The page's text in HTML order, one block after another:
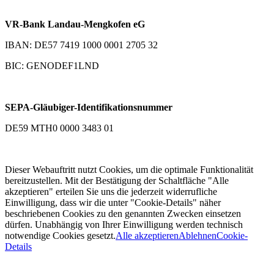
VR-Bank Landau-Mengkofen eG
IBAN: DE57 7419 1000 0001 2705 32
BIC: GENODEF1LND
SEPA-Gläubiger-Identifikationsnummer
DE59 MTH0 0000 3483 01
Dieser Webauftritt nutzt Cookies, um die optimale Funktionalität
bereitzustellen. Mit der Bestätigung der Schaltfläche "Alle
akzeptieren" erteilen Sie uns die jederzeit widerrufliche
Einwilligung, dass wir die unter "Cookie-Details" näher
beschriebenen Cookies zu den genannten Zwecken einsetzen
dürfen. Unabhängig von Ihrer Einwilligung werden technisch
notwendige Cookies gesetzt.Alle akzeptierenAblehnenCookie-
Details